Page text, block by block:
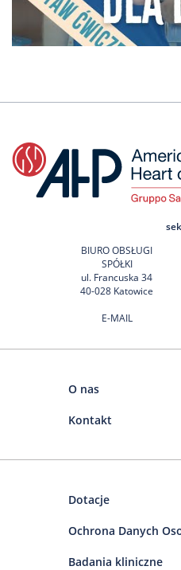
BIURO OBSŁUGI
SPÓŁKI
ul. Francuska 34
40-028 Katowice
E-MAIL
O nas
Kontakt
Dotacje
Ochrona Danych
Badania kliniczne